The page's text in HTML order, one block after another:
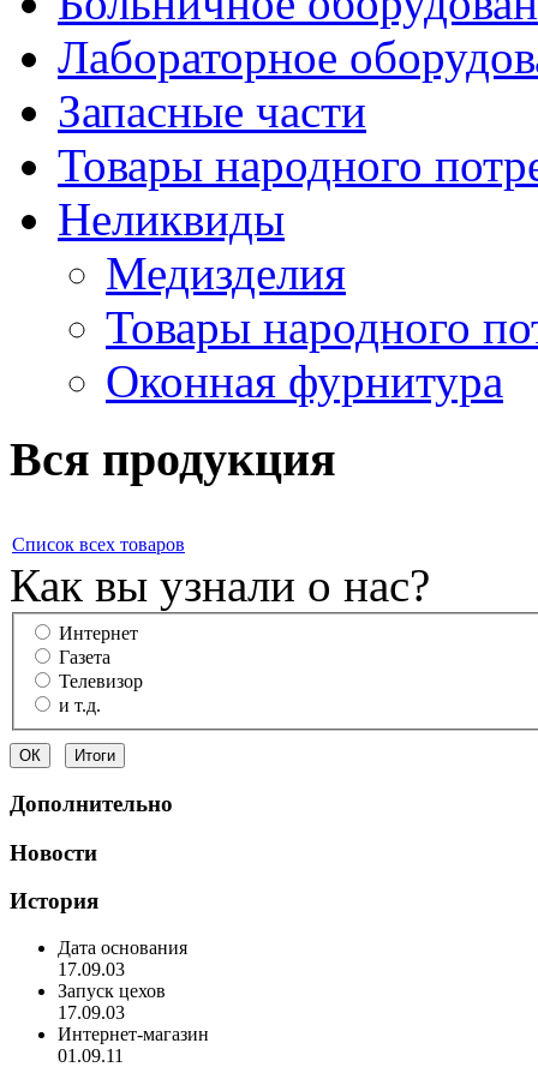
Лабораторное
Запасные части
Товары народного
Неликвиды
Медизделия
Товары народного
Оконная фурнитура
Вся продукция
Список всех товаров
Как вы узнали о нас?
Интернет
Газета
Телевизор
и т.д.
Дополнительно
Новости
История
Дата основания
17.09.03
Запуск цехов
17.09.03
Интернет-магазин
01.09.11